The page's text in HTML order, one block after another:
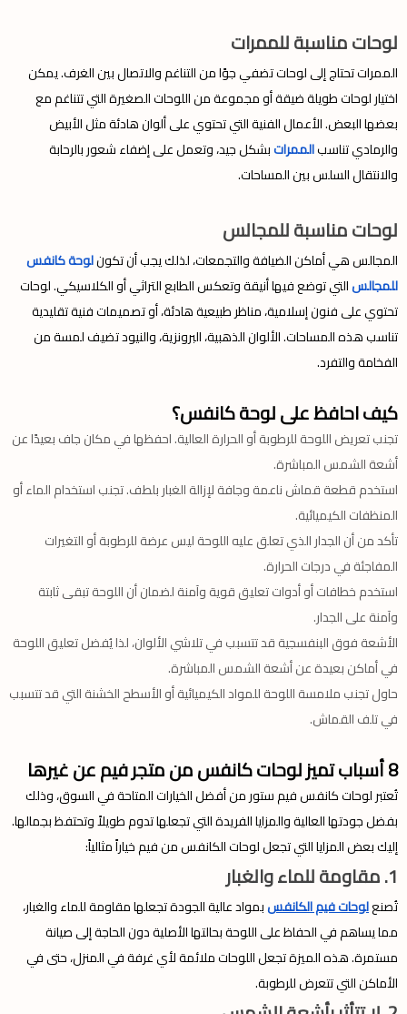
لوحات مناسبة للممرات
الممرات تحتاج إلى لوحات تضفي جوًا من التناغم والاتصال بين الغرف. يمكن
اختيار لوحات طويلة ضيقة أو مجموعة من اللوحات الصغيرة التي تتناغم مع
بعضها البعض. الأعمال الفنية التي تحتوي على ألوان هادئة مثل الأبيض
والرمادي تناسبالممراتبشكل جيد، وتعمل على إضفاء شعور بالرحابة
والانتقال السلس بين المساحات.
لوحات مناسبة للمجالس
المجالس هي أماكن الضيافة والتجمعات، لذلك يجب أن تكونلوحة كانفس
للمجالسالتي توضع فيها أنيقة وتعكس الطابع التراثي أو الكلاسيكي. لوحات
تحتوي على فنون إسلامية، مناظر طبيعية هادئة، أو تصميمات فنية تقليدية
تناسب هذه المساحات. الألوان الذهبية، البرونزية، والنيود تضيف لمسة من
الفخامة والتفرد.
كيف احافظ على لوحة كانفس؟
تجنب تعريض اللوحة للرطوبة أو الحرارة العالية. احفظها في مكان جاف بعيدًا عن
أشعة الشمس المباشرة.
استخدم قطعة قماش ناعمة وجافة لإزالة الغبار بلطف. تجنب استخدام الماء أو
المنظفات الكيميائية.
تأكد من أن الجدار الذي تعلق عليه اللوحة ليس عرضة للرطوبة أو التغيرات
المفاجئة في درجات الحرارة.
استخدم خطافات أو أدوات تعليق قوية وآمنة لضمان أن اللوحة تبقى ثابتة
وآمنة على الجدار.
الأشعة فوق البنفسجية قد تتسبب في تلاشي الألوان، لذا يُفضل تعليق اللوحة
في أماكن بعيدة عن أشعة الشمس المباشرة.
حاول تجنب ملامسة اللوحة للمواد الكيميائية أو الأسطح الخشنة التي قد تتسبب
في تلف القماش.
8 أسباب تميز لوحات كانفس من متجر فيم عن غيرها
تُعتبر لوحات كانفس فيم ستور من أفضل الخيارات المتاحة في السوق، وذلك
بفضل جودتها العالية والمزايا الفريدة التي تجعلها تدوم طويلاً وتحتفظ بجمالها.
إليك بعض المزايا التي تجعل لوحات الكانفس من فيم خياراً مثالياً:
1. مقاومة للماء والغبار
تُصنعلوحات فيم الكانفسبمواد عالية الجودة تجعلها مقاومة للماء والغبار،
مما يساهم في الحفاظ على اللوحة بحالتها الأصلية دون الحاجة إلى صيانة
مستمرة. هذه الميزة تجعل اللوحات ملائمة لأي غرفة في المنزل، حتى في
الأماكن التي تتعرض للرطوبة.